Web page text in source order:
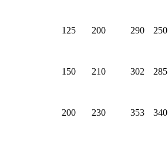
125 200 290 250
150 210 302 285
200 230 353 340